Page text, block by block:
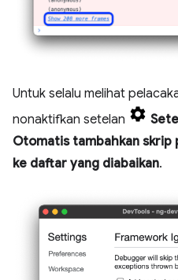
Untuk selalu melihat
nonaktifkan setelan
Otomatis tambahkan skrip
ke daftar yang diabaikan.